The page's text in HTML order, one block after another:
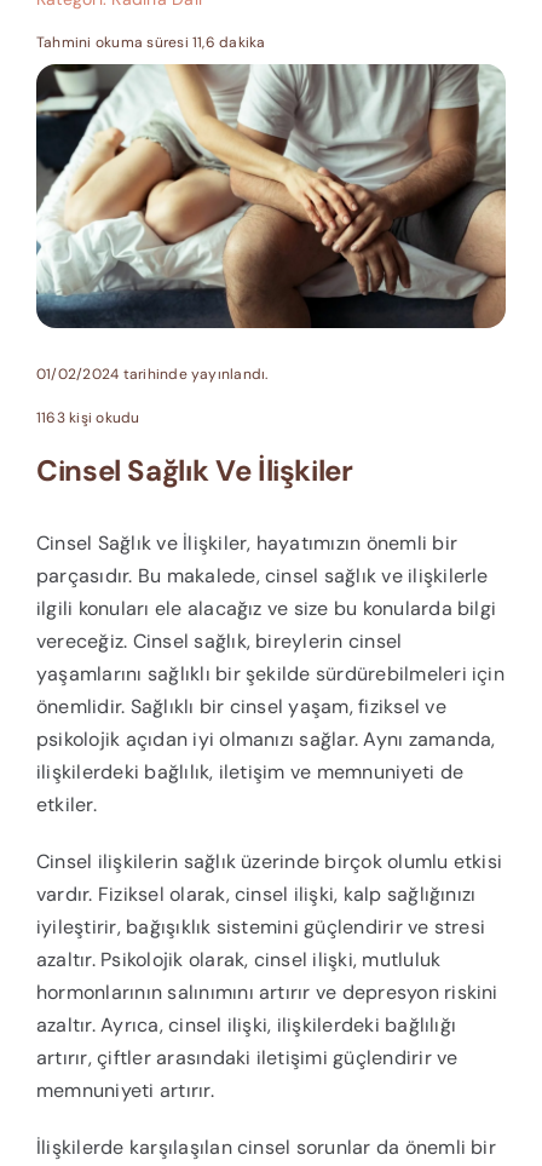
Tahmini okuma süresi 11,6 dakika
01/02/2024 tarihinde yayınlandı.
1163 kişi okudu
Cinsel Sağlık Ve İlişkiler
Cinsel Sağlık ve İlişkiler, hayatımızın önemli bir
parçasıdır. Bu makalede, cinsel sağlık ve ilişkilerle
ilgili konuları ele alacağız ve size bu konularda bilgi
vereceğiz. Cinsel sağlık, bireylerin cinsel
yaşamlarını sağlıklı bir şekilde sürdürebilmeleri için
önemlidir. Sağlıklı bir cinsel yaşam, fiziksel ve
psikolojik açıdan iyi olmanızı sağlar. Aynı zamanda,
ilişkilerdeki bağlılık, iletişim ve memnuniyeti de
etkiler.
Cinsel ilişkilerin sağlık üzerinde birçok olumlu etkisi
vardır. Fiziksel olarak, cinsel ilişki, kalp sağlığınızı
iyileştirir, bağışıklık sistemini güçlendirir ve stresi
azaltır. Psikolojik olarak, cinsel ilişki, mutluluk
hormonlarının salınımını artırır ve depresyon riskini
azaltır. Ayrıca, cinsel ilişki, ilişkilerdeki bağlılığı
artırır, çiftler arasındaki iletişimi güçlendirir ve
memnuniyeti artırır.
İlişkilerde karşılaşılan cinsel sorunlar da önemli bir